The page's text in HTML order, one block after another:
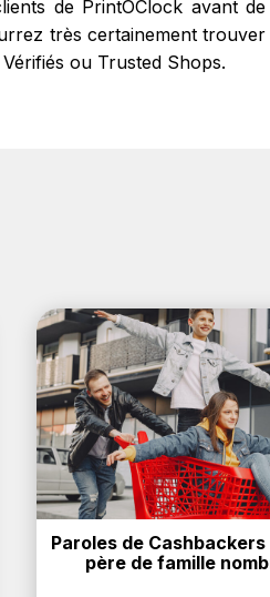
de PrintOClock avant
très certainement
ou Trusted Shops.
Paroles de Cashbackers
père de famille